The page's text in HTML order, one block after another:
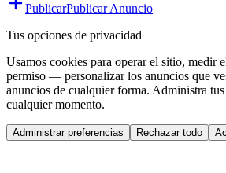
PublicarPublicar Anuncio
Tus opciones de privacidad
Usamos cookies para operar el sitio,
permiso — personalizar los anuncios que
anuncios de cualquier forma. Administra tus
cualquier momento.
Administrar preferencias Rechazar todo